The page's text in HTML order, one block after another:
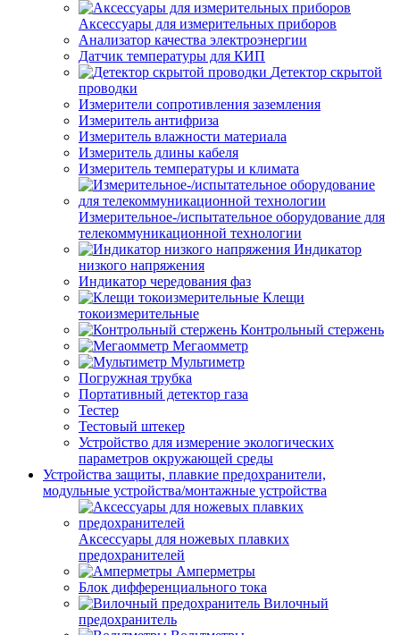
Аксессуары для измерительных приборов
Анализатор качества электроэнергии
Датчик температуры для КИП
Детектор скрытой
проводки
Измерители сопротивления заземления
Измеритель антифриза
Измеритель влажности материала
Измеритель длины кабеля
Измеритель температуры и климата
Измерительное-/испытательное оборудование для
телекоммуникационной технологии
Индикатор
низкого напряжения
Индикатор чередования фаз
Клещи
токоизмерительные
Контрольный стержень
Мегаомметр
Мультиметр
Погружная трубка
Портативный детектор газа
Тестер
Тестовый штекер
Устройство для измерение экологических
параметров окружающей среды
Устройства защиты, плавкие предохранители,
модульные устройства/монтажные устройства
Аксессуары для ножевых плавких
предохранителей
Амперметры
Блок дифференциального тока
Вилочный
предохранитель